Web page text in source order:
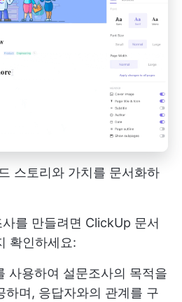
스토리와 가치를 문서화하
를 만들려면 ClickUp 문서
확인하세요:
사용하여 설문조사의 목적을
하며, 응답자와의 관계를 구